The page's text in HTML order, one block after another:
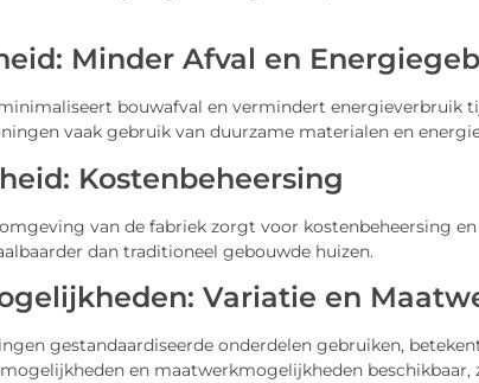
Minder Afval en
bouwafval en vermindert energieverbruik
vaak gebruik van duurzame materialen en
Kostenbeheersing
van de fabriek zorgt voor kostenbeheersing
dan traditioneel gebouwde huizen.
Variatie en
gestandaardiseerde onderdelen gebruiken,
en maatwerkmogelijkheden